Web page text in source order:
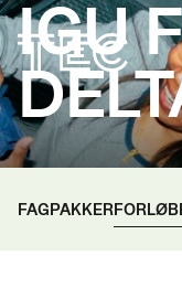
IGU
FAGPAKKER